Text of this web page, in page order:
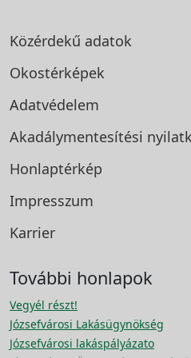
Közérdekű adatok
Okostérképek
Adatvédelem
Akadálymentesítési
Honlaptérkép
Impresszum
Karrier
További honlapok
Vegyél részt!
Józsefvárosi Lakásügynökség
Józsefvárosi lakáspályázato